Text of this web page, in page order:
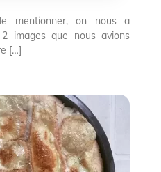
mentionner, on nous a
images que nous avions
[…]